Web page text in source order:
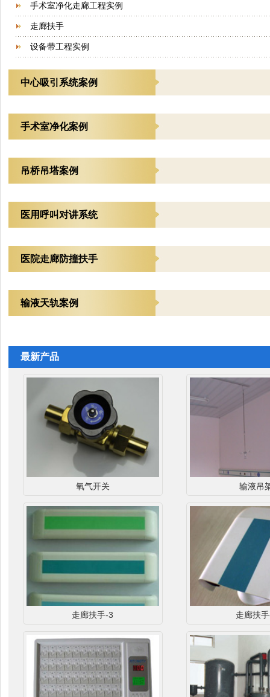
手术室净化走廊工程实例
走廊扶手
设备带工程实例
中心吸引系统案例
手术室净化案例
吊桥吊塔案例
医用呼叫对讲系统
医院走廊防撞扶手
输液天轨案例
最新产品
氧气开关 输液吊
走廊扶手-3 走廊扶